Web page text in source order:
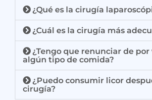
¿Qué es la cirugía
¿Cuál es la cirugía más
¿Tengo que renunciar de por
algún tipo de comida?
¿Puedo consumir licor
cirugía?